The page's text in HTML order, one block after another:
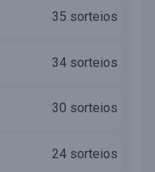
35 sorteios
34 sorteios
30 sorteios
24 sorteios